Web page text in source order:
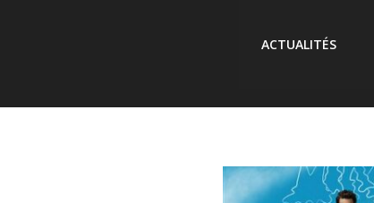
ACTUALITÉS